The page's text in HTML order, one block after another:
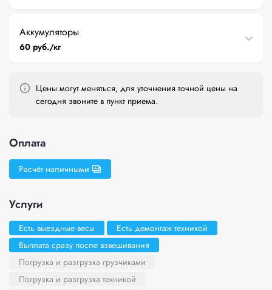
Аккумуляторы
60 руб./кг
Цены могут меняться, для уточнения точной цены на
сегодня звоните в пункт приема.
Оплата
Расчёт наличными
Услуги
Есть выездные весы
Есть демонтаж техникой
Выплата сразу после взвешивания
Погрузка и разгрузка грузчиками
Погрузка и разгрузка техникой